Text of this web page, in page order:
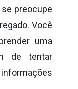
preocupe
Você
uma
de tentar